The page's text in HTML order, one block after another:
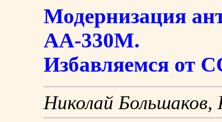
Модернизация
АА-330М.
Избавляемся от
Николай Большаков,